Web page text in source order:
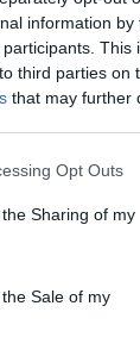
information
participants.
third parties on
that may further
Opt Outs
Sharing of my
Sale of my
las últimas
Farmamundi